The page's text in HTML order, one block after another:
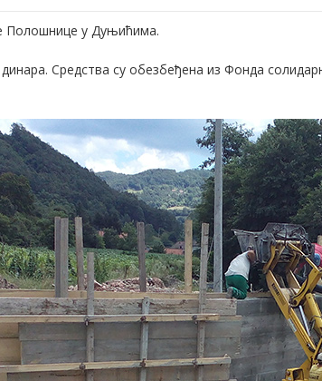
Полошнице у Дуњићима.
Средства су обезбеђена из Фонда